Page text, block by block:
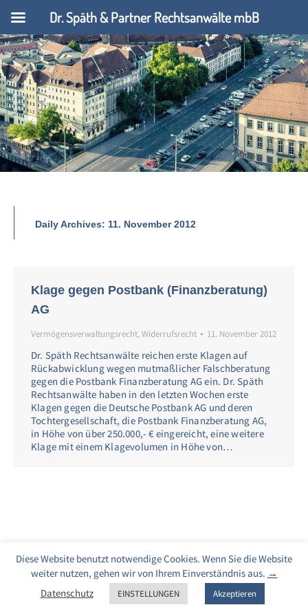
Daily Archives: 11. November 2012
Klage gegen Postbank (Finanzberatung)
AG
Vermögensverwaltungsrecht,Widerrufsrecht 11. November 2012
Dr. Späth Rechtsanwälte reichen erste Klagen auf
Rückabwicklung wegen mutmaßlicher Falschberatung
gegen die Postbank Finanzberatung AG ein. Dr. Späth
Rechtsanwälte haben in den letzten Wochen erste
Klagen gegen die Deutsche Postbank AG und deren
Tochtergesellschaft, die Postbank Finanzberatung AG,
in Höhe von über 250.000,- € eingereicht, eine weitere
Klage mit einem Klagevolumen in Höhe von…
Diese Website benutzt notwendige Cookies. Wenn Sie die Website
weiter nutzen, gehen wir von Ihrem Einverständnis aus. →
Datenschutz
EINSTELLUNGEN Akzeptieren
Dr. Späth & Partner Rechtsanwälte mbB